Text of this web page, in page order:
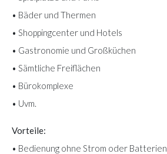
• Bäder und Thermen
• Shoppingcenter und Hotels
• Gastronomie und Großküchen
• Sämtliche Freiflächen
• Bürokomplexe
• Uvm.
Vorteile:
• Bedienung ohne Strom oder Batterien